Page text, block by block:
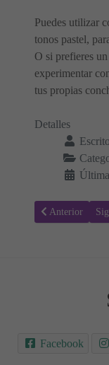
Puedes utilizar
tonos pastel,
O si prefieres
experimentar
tus propias
Detalles
Artículo
Anterior
Facebook